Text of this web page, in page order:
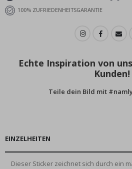
100% ZUFRIEDENHEITSGARANTIE
Echte Inspiration von
Kunden!
Teile dein Bild mit
EINZELHEITEN
Dieser Sticker zeichnet sich durch ein